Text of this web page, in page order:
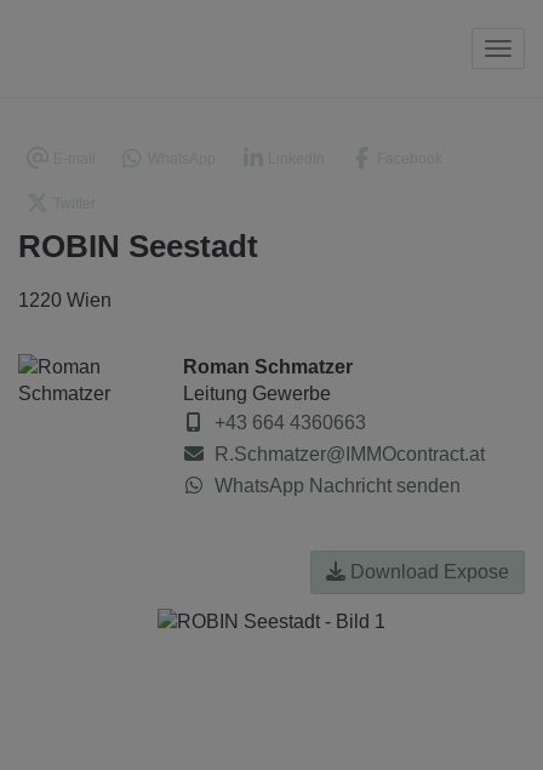
ROBIN Seestadt
1220 Wien
Roman Schmatzer
Leitung Gewerbe
+43 664 4360663
R.Schmatzer@IMMOcontract.at
WhatsApp Nachricht senden
Download Expose